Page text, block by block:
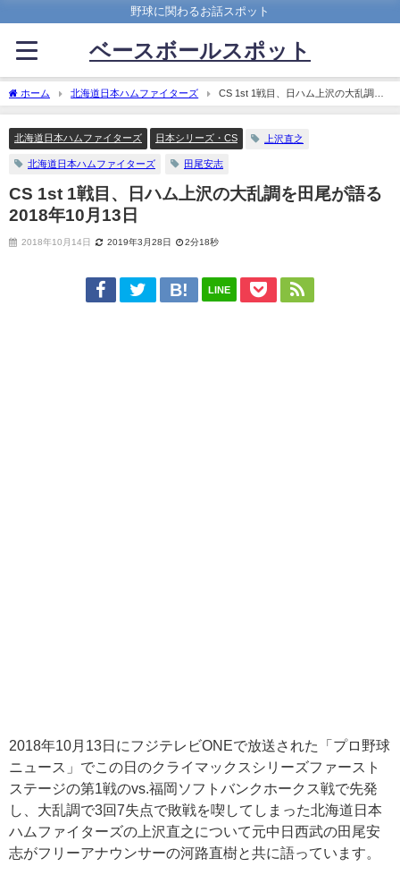
野球に関わるお話スポット
ベースボールスポット
ホーム 北海道日本ハムファイターズ
CS 1st 1戦目、日ハム上沢の大乱調を
田尾が語る 2018年10月13日
北海道日本ハムファイターズ 日本シリーズ・CS 上沢直之
北海道日本ハムファイターズ 田尾安志
CS 1st 1戦目、日ハム上沢の大乱調を田尾が語る
2018年10月13日
2018年10月14日 2019年3月28日 2分18秒
LINE
2018年10月13日にフジテレビONEで放送された「プロ野球
ニュース」でこの日のクライマックスシリーズファースト
ステージの第1戦のvs.福岡ソフトバンクホークス戦で先発
し、大乱調で3回7失点で敗戦を喫してしまった北海道日本
ハムファイターズの上沢直之について元中日西武の田尾安
志がフリーアナウンサーの河路直樹と共に語っています。